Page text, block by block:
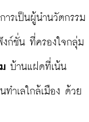
ารเป็นผู้นำนวัตกรรม
ก์ชั่น ที่ครองใจกลุ่ม
บ้านแฝดที่เน้น
ทำเลใกล้เมือง ด้วย